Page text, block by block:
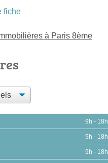
fiche
à Paris 8ème
9h - 18h
9h - 18h
9h - 18h